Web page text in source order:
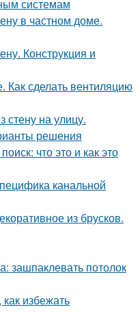
системам
в частном доме.
Конструкция и
Как сделать вентиляцию
стену на улицу.
решения
что это и как это
канальной
из брусков.
зашпаклевать потолок
избежать